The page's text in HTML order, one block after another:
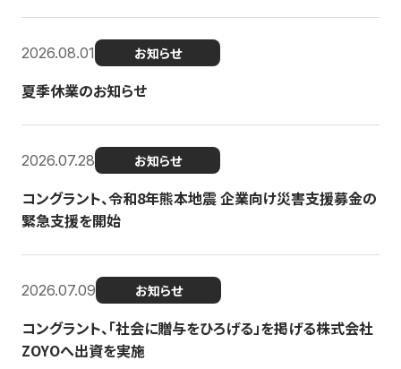
2026.08.01 お知らせ
夏季休業のお知らせ
2026.07.28 お知らせ
コングラント、令和8年熊本地震 企業向け災害支援募金の
緊急支援を開始
2026.07.09 お知らせ
コングラント、「社会に贈与をひろげる」を掲げる株式会社
ZOYOへ出資を実施